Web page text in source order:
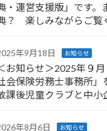
・運営支援版」です。
？ 楽しみながらご覧
年9月18日 お知らせ
お知らせ＞2025年９
会保険労務士事務所」
課後児童クラブと中小
年8月6日 お知らせ